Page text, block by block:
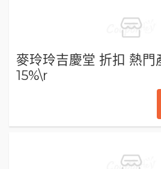
麥玲玲吉慶堂 折扣 熱門
15%\r